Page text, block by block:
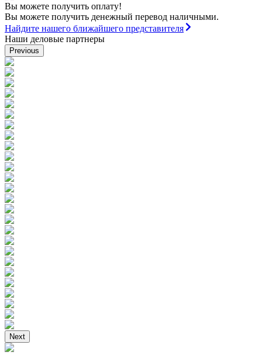
Вы можете получить оплату!
Вы можете получить денежный перевод наличными.
Найдите нашего ближайшего представителя
Наши деловые партнеры
Previous
Next